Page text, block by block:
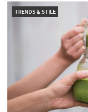
TRENDS & STILE